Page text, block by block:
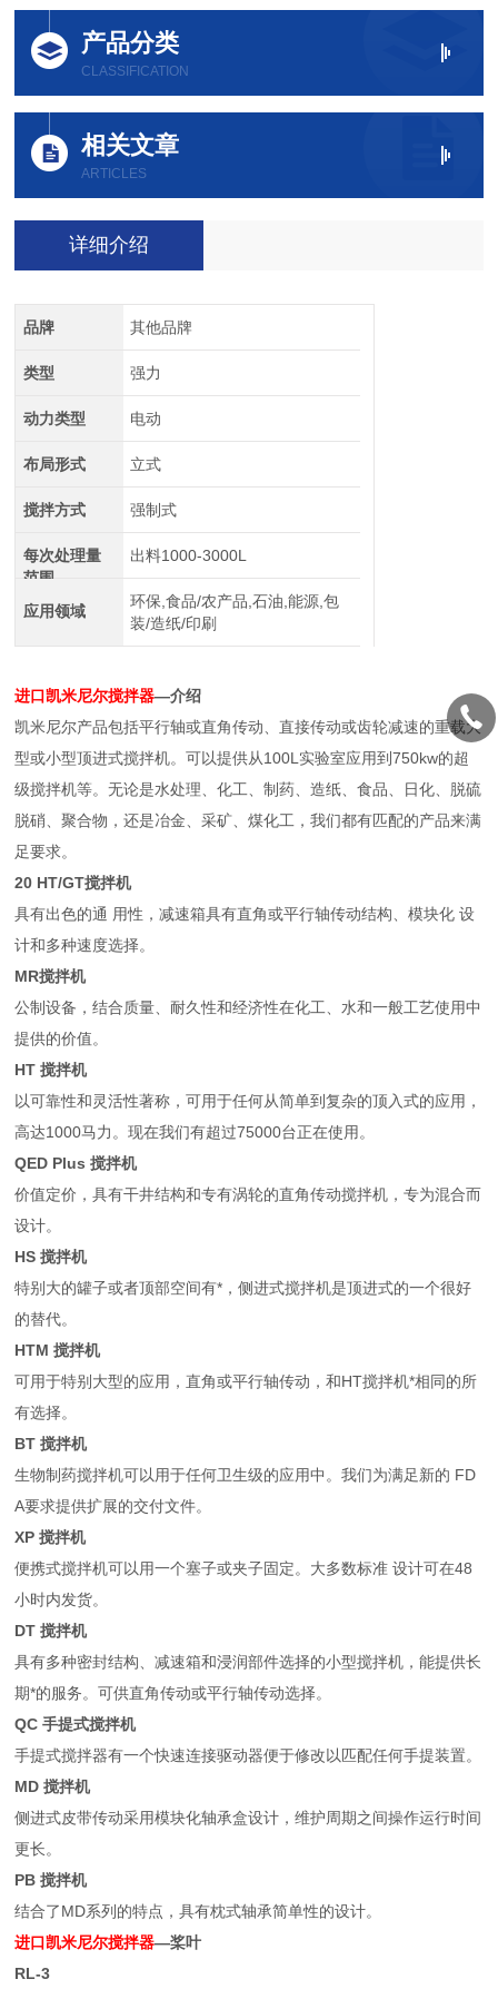
产品分类
CLASSIFICATION
相关文章
ARTICLES
详细介绍
品牌 其他品牌
类型 强力
动力类型 电动
布局形式 立式
搅拌方式 强制式
每次处理量
范围
出料1000-3000L
应用领域
环保,食品/农产品,石油,能源,包
装/造纸/印刷
进口凯米尼尔搅拌器—介绍
凯米尼尔产品包括平行轴或直角传动、直接传动或齿轮减速的重载大
型或小型顶进式搅拌机。可以提供从100L实验室应用到750kw的超
级搅拌机等。无论是水处理、化工、制药、造纸、食品、日化、脱硫
脱硝、聚合物，还是冶金、采矿、煤化工，我们都有匹配的产品来满
足要求。
20 HT/GT搅拌机
具有出色的通 用性，减速箱具有直角或平行轴传动结构、模块化 设
计和多种速度选择。
MR搅拌机
公制设备，结合质量、耐久性和经济性在化工、水和一般工艺使用中
提供的价值。
HT 搅拌机
以可靠性和灵活性著称，可用于任何从简单到复杂的顶入式的应用，
高达1000马力。现在我们有超过75000台正在使用。
QED Plus 搅拌机
价值定价，具有干井结构和专有涡轮的直角传动搅拌机，专为混合而
设计。
HS 搅拌机
特别大的罐子或者顶部空间有*，侧进式搅拌机是顶进式的一个很好
的替代。
HTM 搅拌机
可用于特别大型的应用，直角或平行轴传动，和HT搅拌机*相同的所
有选择。
BT 搅拌机
生物制药搅拌机可以用于任何卫生级的应用中。我们为满足新的 FD
A要求提供扩展的交付文件。
XP 搅拌机
便携式搅拌机可以用一个塞子或夹子固定。大多数标准 设计可在48
小时内发货。
DT 搅拌机
具有多种密封结构、减速箱和浸润部件选择的小型搅拌机，能提供长
期*的服务。可供直角传动或平行轴传动选择。
QC 手提式搅拌机
手提式搅拌器有一个快速连接驱动器便于修改以匹配任何手提装置。
MD 搅拌机
侧进式皮带传动采用模块化轴承盒设计，维护周期之间操作运行时间
更长。
PB 搅拌机
结合了MD系列的特点，具有枕式轴承简单性的设计。
进口凯米尼尔搅拌器—桨叶
RL-3